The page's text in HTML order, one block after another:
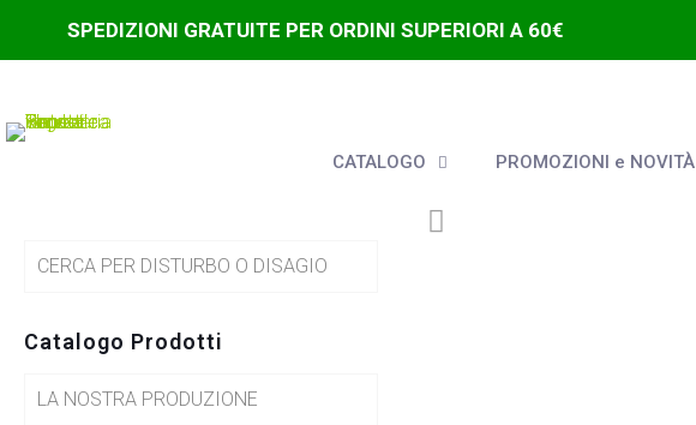
SPEDIZIONI GRATUITE PER ORDINI SUPERIORI A 60€
CATALOGO PROMOZIONI e NOVITÀ
CERCA PER DISTURBO O DISAGIO
Catalogo Prodotti
LA NOSTRA PRODUZIONE